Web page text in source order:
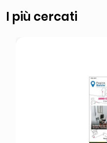
I più cercati